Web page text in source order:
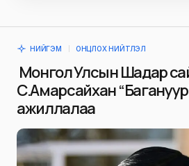
НИЙГЭМ ОНЦЛОХ НИЙТЛЭЛ
Монгол Улсын Шадар
С.Амарсайхан
ажиллалаа